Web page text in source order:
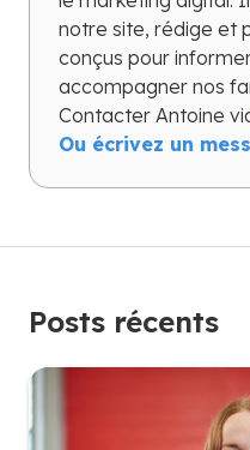
notre site, rédige et
conçus pour
accompagner nos
Contacter Antoine
Ou écrivez un
Posts récents